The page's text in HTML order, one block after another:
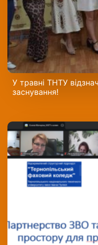
У травні ТНТУ
заснування!